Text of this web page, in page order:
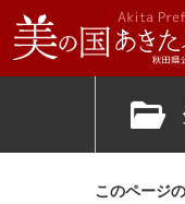
このページ